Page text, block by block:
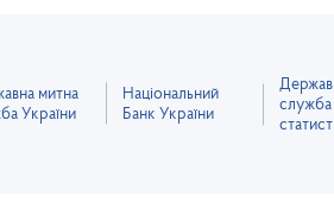
митна
України
Національний
Банк України
служба